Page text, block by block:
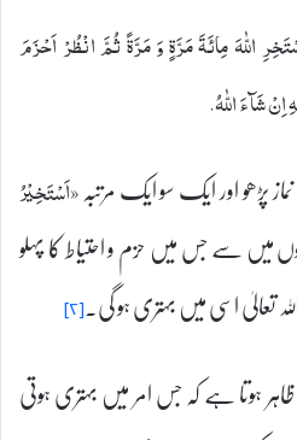
اللّٰهَ مِائَةَ مَرَّةٍ وَ مَرَّةً ثُمَّ انْظُرْ اَحْزَمَ
اِنْ شَآءَ اللّٰهُ.
پڑھو اور ایک سو ایک مرتبہ«اَسْتَخِیْرُ
میں سے جس میں حزم و احتیاط کا پہلو
تعالیٰ اسی میں بہتری ہو گی۔[۲]
ہوتا ہے کہ جس امر میں بہتری ہوتی